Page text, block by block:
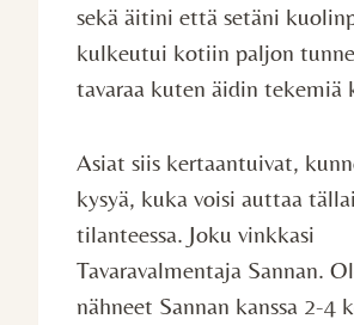
sekä äitini että setäni
kulkeutui kotiin paljon
tavaraa kuten äidin tekemiä
Asiat siis kertaantuivat,
kysyä, kuka voisi auttaa
tilanteessa. Joku vinkkasi
Tavaravalmentaja Sannan.
nähneet Sannan kanssa 2-4